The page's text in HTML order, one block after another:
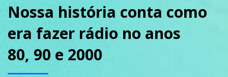
SOBRE
Nossa história conta como
era fazer rádio no anos
80, 90 e 2000